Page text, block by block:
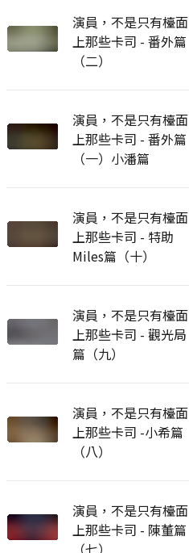
演員，不是只有檯面
上那些卡司 - 番外篇
（二）
演員，不是只有檯面
上那些卡司 - 番外篇
（一）小潘篇
演員，不是只有檯面
上那些卡司 - 特助
Miles篇（十）
演員，不是只有檯面
上那些卡司 - 觀光局
篇（九）
演員，不是只有檯面
上那些卡司 -小希篇
（八）
演員，不是只有檯面
上那些卡司 - 陳董篇
（七）